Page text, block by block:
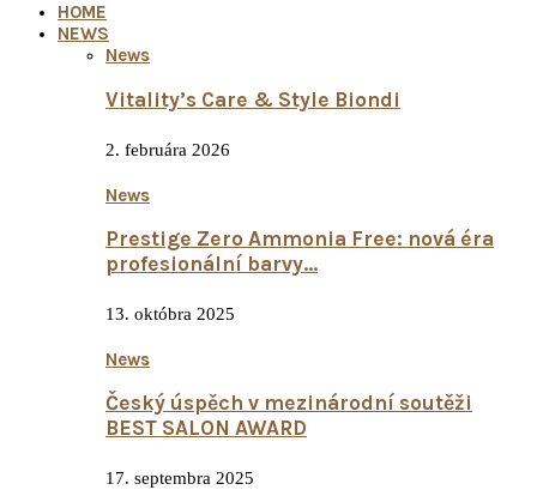
HOME
NEWS
News
Vitality’s Care & Style Biondi
2. februára 2026
News
Prestige Zero Ammonia Free: nová éra
profesionální barvy…
13. októbra 2025
News
Český úspěch v mezinárodní soutěži
BEST SALON AWARD
17. septembra 2025